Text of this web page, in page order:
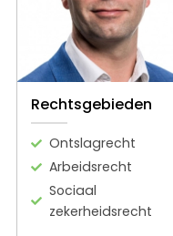
Rechtsgebieden
Ontslagrecht
Arbeidsrecht
Sociaal
zekerheidsrecht